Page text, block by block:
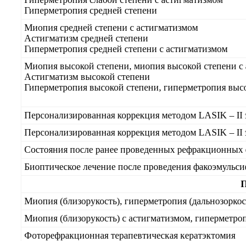
Гиперметропия средней степени
Миопия средней степени с астигматизмом
Астигматизм средней степени
Гиперметропия средней степени с астигматизмом
Миопия высокой степени, миопия высокой степени с
Астигматизм высокой степени
Гиперметропия высокой степени, гиперметропия
Персонализированная коррекция методом LASIK –
Персонализированная коррекция методом LASIK –
Состояния после ранее проведенных рефракционных
Биоптическое лечение после проведения
Миопия (близорукость), гиперметропия
Миопия (близорукость) с астигматизмом,
Фоторефракционная терапевтическая кератэктомия